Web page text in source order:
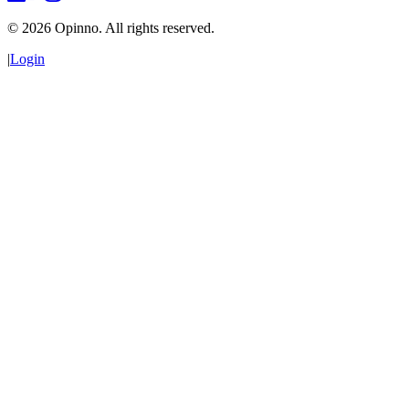
© 2026 Opinno. All rights reserved.
|Login